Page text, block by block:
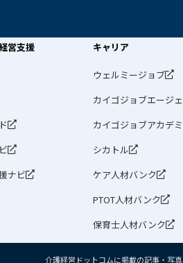
営支援
ナビ
キャリア
ウェルミージョブ
カイゴジョブエージ
カイゴジョブアカデ
シカトル
ケア人材バンク
PTOT人材バンク
保育士人材バンク
介護経営ドットコムに掲載の記事・写真